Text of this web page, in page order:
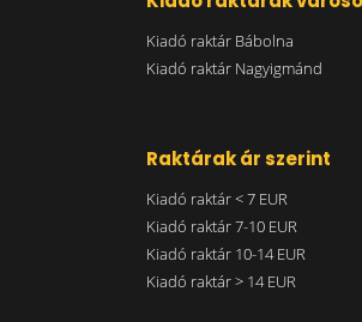
Kiadó raktár Bábolna
Kiadó raktár Nagyigmánd
Raktárak ár szerint
Kiadó raktár < 7 EUR
Kiadó raktár 7-10 EUR
Kiadó raktár 10-14 EUR
Kiadó raktár > 14 EUR